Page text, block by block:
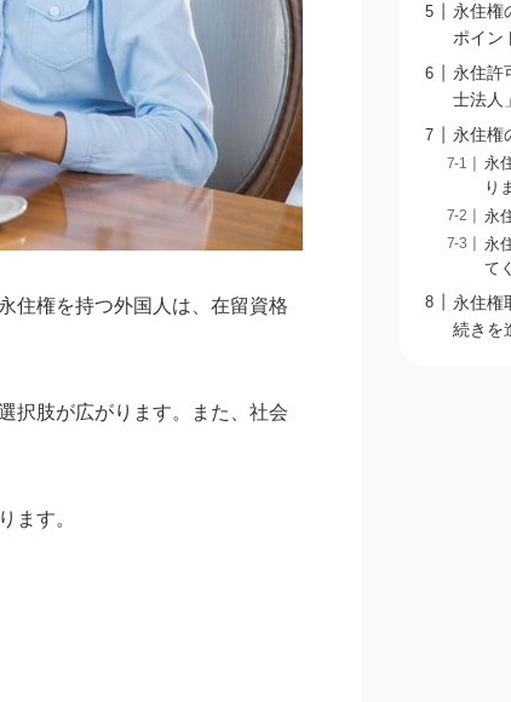
住権を持つ外国人は、在留資格
択肢が広がります。また、社会
ます。
永住権
ポイン
永住許
士法人
永住権
永
り
永
永
て
永住権
続きを